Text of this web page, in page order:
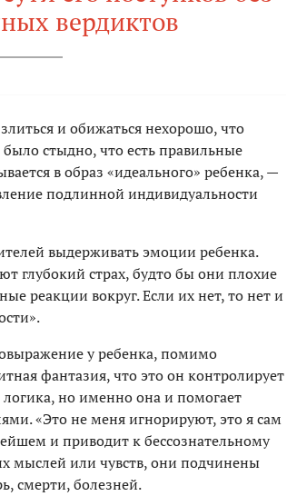
вердиктов
и обижаться нехорошо, что
стыдно, что есть правильные
в образ «идеального» ребенка, —
подлинной индивидуальности
выдерживать эмоции ребенка.
глубокий страх, будто бы они плохие
реакции вокруг. Если их нет, то нет и
у ребенка, помимо
фантазия, что это он контролирует
но именно она и помогает
«Это не меня игнорируют, это я сам
и приводит к бессознательному
мыслей или чувств, они подчинены
смерти, болезней.